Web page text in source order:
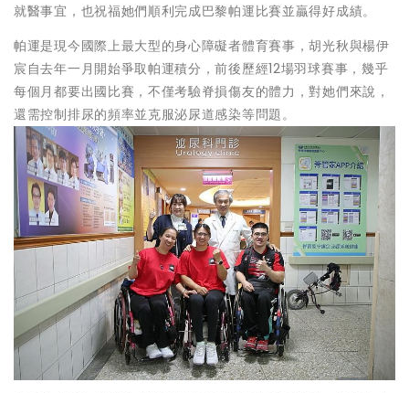
就醫事宜，也祝福她們順利完成巴黎帕運比賽並贏得好成績。
帕運是現今國際上最大型的身心障礙者體育賽事，胡光秋與楊伊
宸自去年一月開始爭取帕運積分，前後歷經12場羽球賽事，幾乎
每個月都要出國比賽，不僅考驗脊損傷友的體力，對她們來說，
還需控制排尿的頻率並克服泌尿道感染等問題。